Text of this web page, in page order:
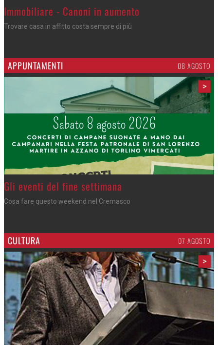
>Immobiliare - Canoni in aumento
Trovare casa in affitto costa sempre di più
APPUNTAMENTI 06 AGOSTO
>
Azzano - Cena in piazza
Sagra di San Lorenzo, con don Lorenzo
CULTURA 07 AGOSTO
>